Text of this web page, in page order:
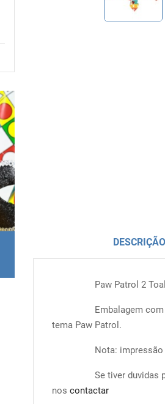
DESCRIÇÃO
Paw Patrol 2
Embalagem
tema Paw Patrol.
Nota:
Se tiver duvidas
nos contactar